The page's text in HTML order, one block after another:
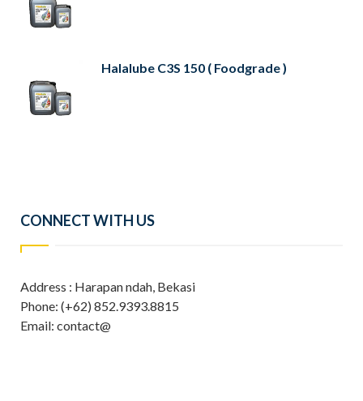
Halalube C3S 150 ( Foodgrade )
CONNECT WITH US
Address : Harapan ndah, Bekasi
Phone: (+62) 852.9393.8815
Email: contact@